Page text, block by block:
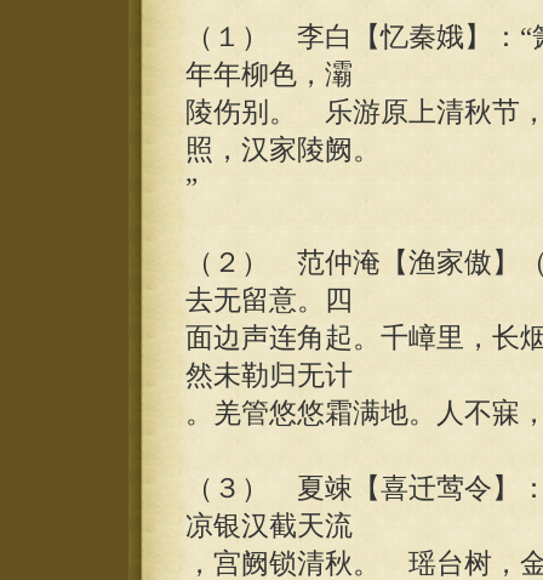
（１） 李白【忆秦娥】：
年年柳色，灞
陵伤别。 乐游原上清秋节
照，汉家陵阙。
”
（２） 范仲淹【渔家傲】
去无留意。四
面边声连角起。千嶂里，长
然未勒归无计
。羌管悠悠霜满地。人不寐
（３） 夏竦【喜迁莺令】
凉银汉截天流
，宫阙锁清秋。 瑶台树，